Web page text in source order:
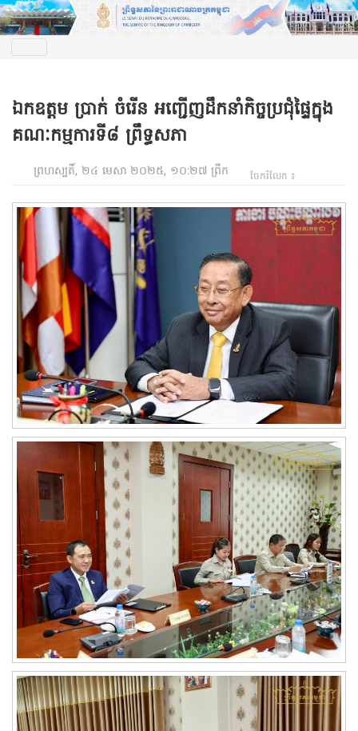
ឯកឧត្តម ប្រាក់ ចំរើន អញ្ជើញដឹកនាំកិច្ចប្រជុំផ្ទៃក្នុង
គណៈកម្មការទី៨ ព្រឹទ្ធសភា
ព្រហស្បតិ៍, ២៤ មេសា ២០២៥, ១០:២៧ ព្រឹក ចែករំលែក ៖